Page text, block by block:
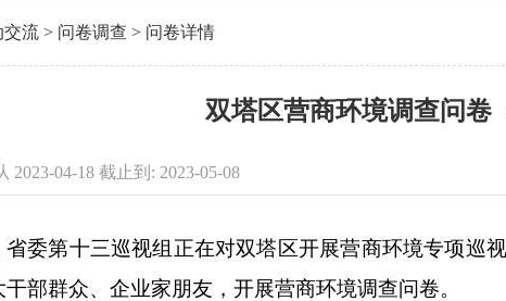
交流 > 问卷调查 > 问卷详情
双塔区营商环境调查问卷
2023-04-18 截止到: 2023-05-08
省委第十三巡视组正在对双塔区开展营商环境专项巡
部群众、企业家朋友，开展营商环境调查问卷。